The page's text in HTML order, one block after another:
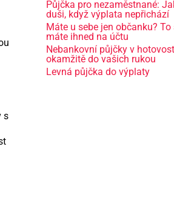
s
Půjčka pro nezaměstnané:
duši, když výplata nepřichází
Máte u sebe jen občanku?
máte ihned na účtu
Nebankovní půjčky v
okamžitě do vašich rukou
Levná půjčka do výplaty